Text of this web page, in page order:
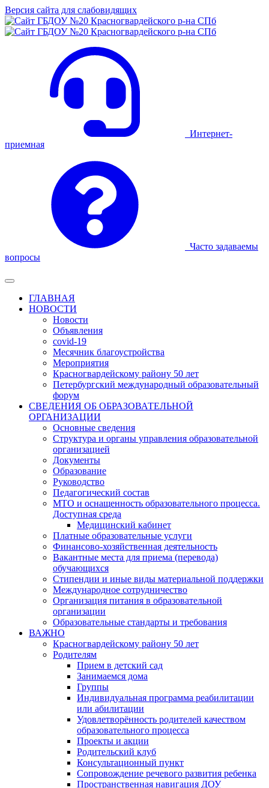
Версия сайта для слабовидящих
Интернет-
приемная
Часто задаваемы
вопросы
ГЛАВНАЯ
НОВОСТИ
Новости
Объявления
covid-19
Месячник благоустройства
Мероприятия
Красногвардейскому району 50 лет
Петербургский международный образовательный
форум
СВЕДЕНИЯ ОБ ОБРАЗОВАТЕЛЬНОЙ
ОРГАНИЗАЦИИ
Основные сведения
Структура и органы управления образовательной
организацией
Документы
Образование
Руководство
Педагогический состав
МТО и оснащенность образовательного процесса.
Доступная среда
Медицинский кабинет
Платные образовательные услуги
Финансово-хозяйственная деятельность
Вакантные места для приема (перевода)
обучающихся
Стипендии и иные виды материальной поддержки
Международное сотрудничество
Организация питания в образовательной
организации
Образовательные стандарты и требования
ВАЖНО
Красногвардейскому району 50 лет
Родителям
Прием в детский сад
Занимаемся дома
Группы
Индивидуальная программа реабилитации
или абилитации
Удовлетворённость родителей качеством
образовательного процесса
Проекты и акции
Родительский клуб
Консультационный пункт
Сопровождение речевого развития ребенка
Пространственная навигация ДОУ